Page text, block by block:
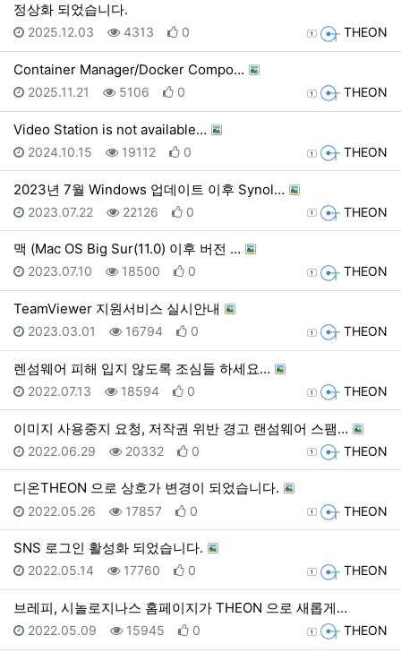
정상화 되었습니다.
등록자 THEON
등록일
2025.12.03 조회
4313 추천
0
Container Manager/Docker Compo…
등록자 THEON
등록일
2025.11.21 조회
5106 추천
0
Video Station is not available…
등록자 THEON
등록일
2024.10.15 조회
19112 추천
0
2023년 7월 Windows 업데이트 이후 Synol…
등록자 THEON
등록일
2023.07.22 조회
22126 추천
0
맥 (Mac OS Big Sur(11.0) 이후 버전 …
등록자 THEON
등록일
2023.07.10 조회
18500 추천
0
TeamViewer 지원서비스 실시안내
등록자 THEON
등록일
2023.03.01 조회
16794 추천
0
렌섬웨어 피해 입지 않도록 조심들 하세요…
등록자 THEON
등록일
2022.07.13 조회
18594 추천
0
이미지 사용중지 요청, 저작권 위반 경고 랜섬웨어 스팸…
등록자 THEON
등록일
2022.06.29 조회
20332 추천
0
디온THEON 으로 상호가 변경이 되었습니다.
등록자 THEON
등록일
2022.05.26 조회
17857 추천
0
SNS 로그인 활성화 되었습니다.
등록자 THEON
등록일
2022.05.14 조회
17760 추천
0
브레피, 시놀로지나스 홈페이지가 THEON 으로 새롭게…
등록자 THEON
등록일
2022.05.09 조회
15945 추천
0